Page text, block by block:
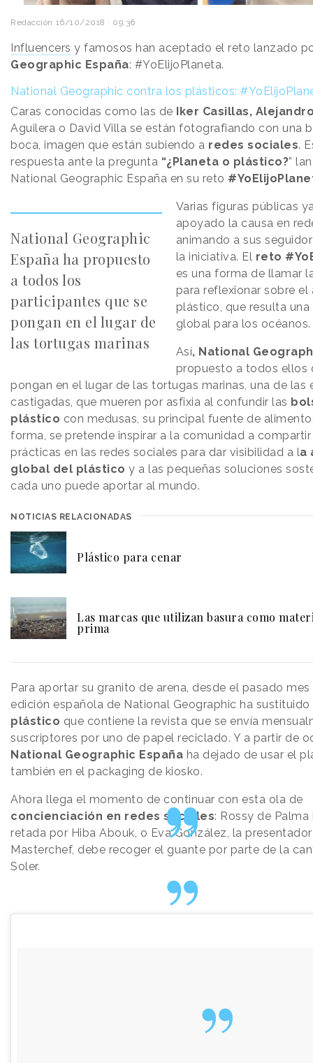
Redacción 16/10/2018 · 09:36
Influencers y famosos han aceptado el reto lanzado
Geographic España: #YoElijoPlaneta.
National Geographic contra los plásticos:
Caras conocidas como las de
Iker Casillas,
Aguilera o David Villa se están fotografiando con una
boca, imagen que están subiendo a redes sociales.
respuesta ante la pregunta “¿Planeta o plástico?”
National Geographic España en su reto
National Geographic
España ha propuesto
a todos los
participantes que se
pongan en el lugar de
las tortugas marinas
Varias figuras públicas
apoyado la causa en
animando a sus
la iniciativa. El reto
es una forma de llamar
para reflexionar sobre el
plástico, que resulta una
global para los océanos.
Así, National
propuesto a todos ellos
pongan en el lugar de las tortugas marinas, una de las
castigadas, que mueren por asfixia al confundir las
plástico con medusas, su principal fuente de
forma, se pretende inspirar a la comunidad a compartir
prácticas en las redes sociales para dar visibilidad a la
global del plástico y a las pequeñas soluciones
cada uno puede aportar al mundo.
NOTICIAS RELACIONADAS
Plástico para cenar
Las marcas que utilizan basura como
prima
Para aportar su granito de arena, desde el pasado
edición española de National Geographic ha
plástico que contiene la revista que se envía
suscriptores por uno de papel reciclado. Y a partir de
National Geographic España ha dejado de usar el
también en el packaging de kiosko.
Ahora llega el momento de continuar con esta ola de
concienciación en redes sociales: Rossy de Palma
retada por Hiba Abouk, o Eva González, la
Masterchef, debe recoger el guante por parte de la
Soler.